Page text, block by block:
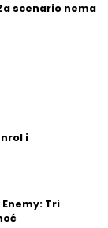
Za scenario nema
i
Tri